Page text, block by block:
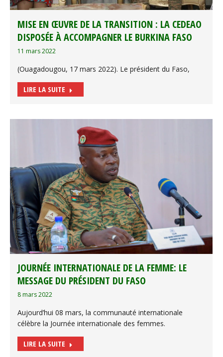
MISE EN ŒUVRE DE LA TRANSITION : LA CEDEAO
DISPOSÉE À ACCOMPAGNER LE BURKINA FASO
11 mars 2022
(Ouagadougou, 17 mars 2022). Le président du Faso,
LIRE LA SUITE
JOURNÉE INTERNATIONALE DE LA FEMME: LE
MESSAGE DU PRÉSIDENT DU FASO
8 mars 2022
Aujourd’hui 08 mars, la communauté internationale
célèbre la Journée internationale des femmes.
LIRE LA SUITE